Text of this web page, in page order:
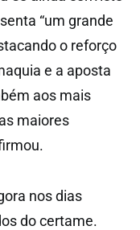
“um grande
o reforço
e a aposta
aos mais
maiores
nos dias
do certame.